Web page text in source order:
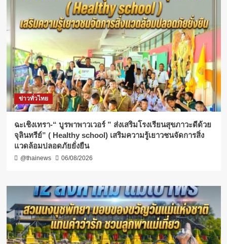
ข่าวทั่วไทย
ฉะเชิงเทรา-​“ บูรพาพาวเวอร์ ” ส่งเสริมโรงเรียนสุขภาวะดีด้วย
จุลินทรีย์” ( Healthy school) เสริมความรู้เยาวชนจัดการสิ่ง
แวดล้อมปลอดภัยยั่งยืน
@thainews 06/08/2026